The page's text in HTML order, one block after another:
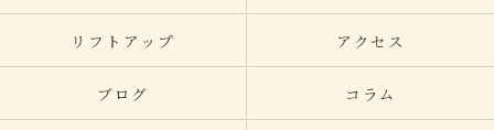
リフトアップ アクセス
ブログ コラム